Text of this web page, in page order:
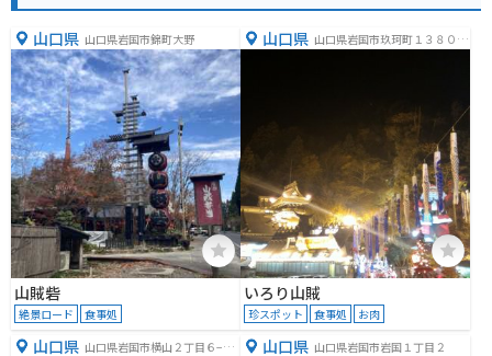
山口県 山口県岩国市錦町大野
山賊砦
絶景ロード 食事処
山口県 山口県岩国市玖珂町１３８０
いろり山賊
珍スポット 食事処 お肉
山口県 山口県岩国市横山２丁目６−５
山口県 山口県岩国市岩国１丁目２